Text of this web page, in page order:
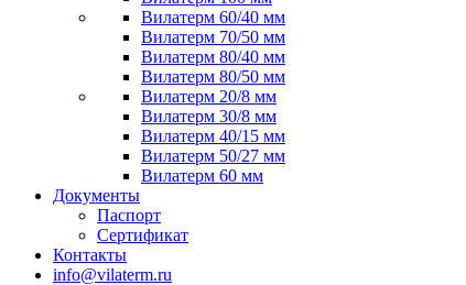
Вилатерм 60/40 мм
Вилатерм 70/50 мм
Вилатерм 80/40 мм
Вилатерм 80/50 мм
Вилатерм 20/8 мм
Вилатерм 30/8 мм
Вилатерм 40/15 мм
Вилатерм 50/27 мм
Вилатерм 60 мм
Документы
Паспорт
Сертификат
Контакты
info@vilaterm.ru